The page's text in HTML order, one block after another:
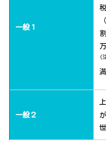
一般１
(
満
一般２